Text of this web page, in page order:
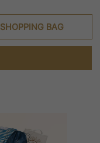
SHOPPING BAG